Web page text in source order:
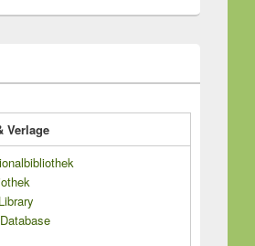
Verlage